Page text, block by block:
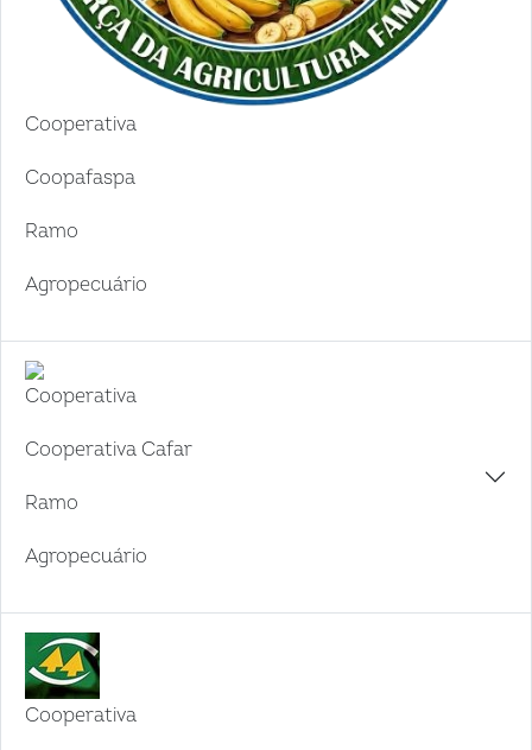
Cooperativa
Coopafaspa
Ramo
Agropecuário
Cooperativa
Cooperativa Cafar
Ramo
Agropecuário
Cooperativa